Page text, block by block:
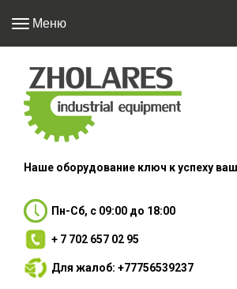
Наше оборудование ключ к успеху
Пн-Сб, с 09:00 до 18:00
+ 7 702 657 02 95
Для жалоб: +77756539237
Меню